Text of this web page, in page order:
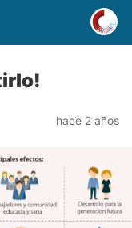
hace 2 años